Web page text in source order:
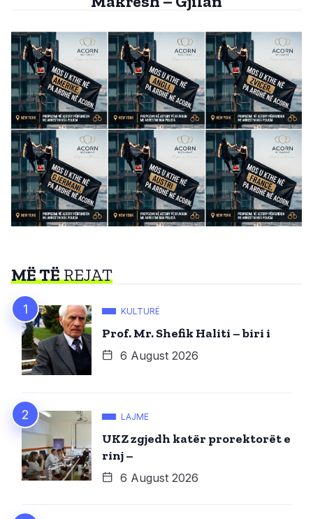
MË TËREJAT
KULTURË
Prof. Mr. Shefik Haliti – biri i
6 August 2026
LAJME
UKZ zgjedh katër prorektorët e
rinj –
6 August 2026